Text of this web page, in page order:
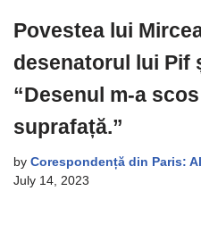
Povestea lui
desenatorul lui Pif
“Desenul m-a
suprafață.”
by Corespondență din Paris:
July 14, 2023